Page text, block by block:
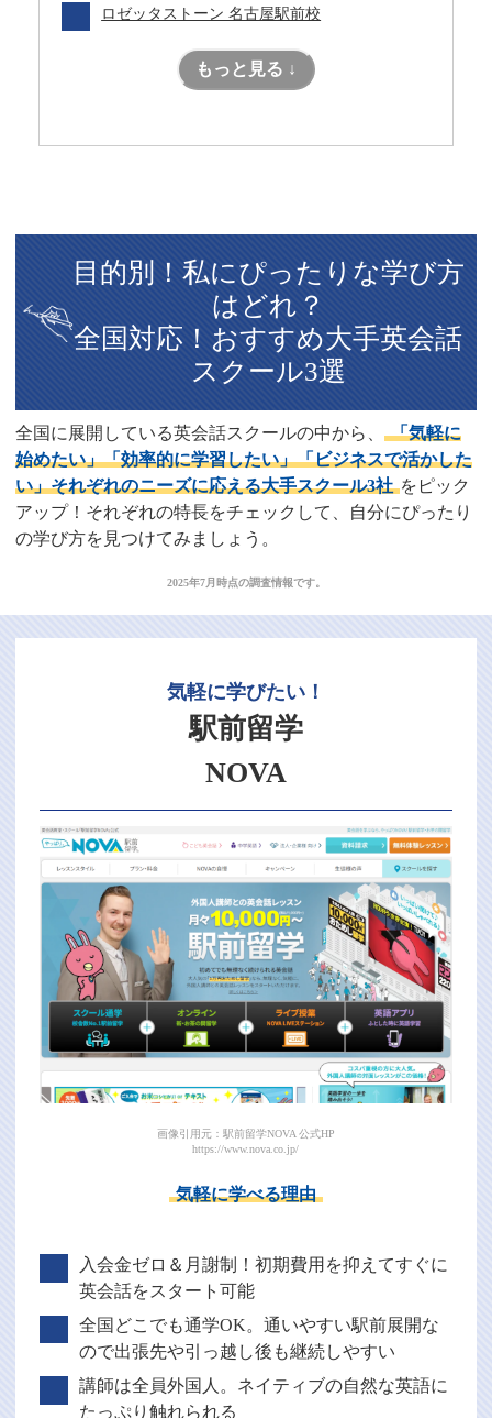
ロゼッタストーン 名古屋駅前校
もっと見る ↓
目的別！私にぴったりな学び方
はどれ？
全国対応！おすすめ大手英会話
スクール3選
全国に展開している英会話スクールの中から、 「気軽に
始めたい」「効率的に学習したい」「ビジネスで活かした
い」それぞれのニーズに応える大手スクール3社 をピック
アップ！それぞれの特長をチェックして、自分にぴったり
の学び方を見つけてみましょう。
2025年7月時点の調査情報です。
気軽に学びたい！
駅前留学
NOVA
画像引用元：駅前留学NOVA 公式HP
https://www.nova.co.jp/
気軽に学べる理由
入会金ゼロ＆月謝制！初期費用を抑えてすぐに
英会話をスタート可能
全国どこでも通学OK。通いやすい駅前展開な
ので出張先や引っ越し後も継続しやすい
講師は全員外国人。ネイティブの自然な英語に
たっぷり触れられる